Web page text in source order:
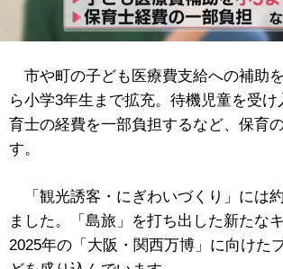
市や町の子ども医療費支給への補助
ら小学3年生まで拡充。待機児童を受
育士の経費を一部負担するなど、保育
す。
「観光誘客・にぎわいづくり」には
ました。「島旅」を打ち出した新たな
2025年の「大阪・関西万博」に向けた